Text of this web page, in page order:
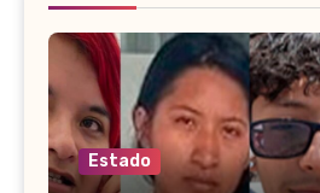
Estado